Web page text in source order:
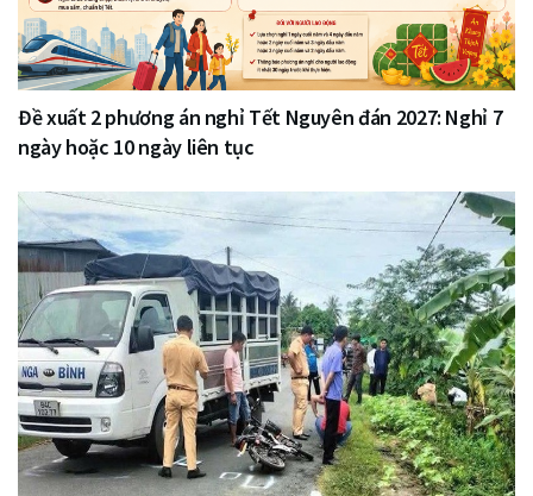
Đề xuất 2 phương án nghỉ Tết Nguyên đán 2027: Nghỉ 7
ngày hoặc 10 ngày liên tục